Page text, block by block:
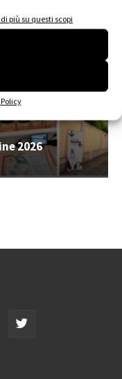
più su questi scopi
2026